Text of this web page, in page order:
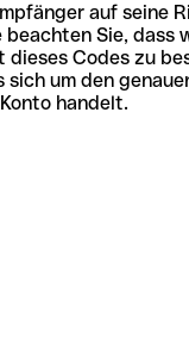
auf seine
Sie, dass
dieses Codes zu
sich um den
handelt.